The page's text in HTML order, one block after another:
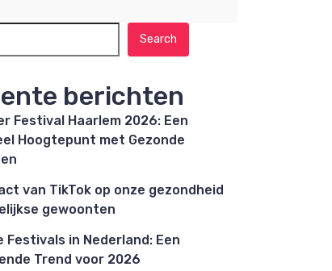
Search
berichten
Festival Haarlem 2026: Een
Hoogtepunt met Gezonde
van TikTok op onze gezondheid
gewoonten
Festivals in Nederland: Een
Trend voor 2026